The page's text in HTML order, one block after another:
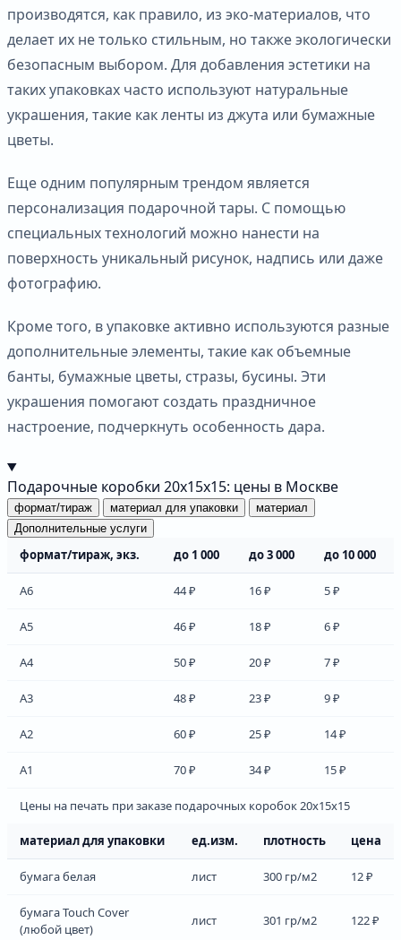
производятся, как правило, из эко-материалов, что
делает их не только стильным, но также экологически
безопасным выбором. Для добавления эстетики на
таких упаковках часто используют натуральные
украшения, такие как ленты из джута или бумажные
цветы.
Еще одним популярным трендом является
персонализация подарочной тары. С помощью
специальных технологий можно нанести на
поверхность уникальный рисунок, надпись или даже
фотографию.
Кроме того, в упаковке активно используются разные
дополнительные элементы, такие как объемные
банты, бумажные цветы, стразы, бусины. Эти
украшения помогают создать праздничное
настроение, подчеркнуть особенность дара.
Подарочные коробки 20х15х15: цены в Москве
формат/тираж материал для упаковки
материал
Дополнительные услуги
формат/тираж, экз. до 1 000 до 3 000 до 10 000
А6 44 ₽ 16 ₽ 5 ₽
А5 46 ₽ 18 ₽ 6 ₽
А4 50 ₽ 20 ₽ 7 ₽
А3 48 ₽ 23 ₽ 9 ₽
А2 60 ₽ 25 ₽ 14 ₽
А1 70 ₽ 34 ₽ 15 ₽
Цены на печать при заказе подарочных коробок 20х15х15
материал для упаковки ед.изм. плотность цена
бумага белая лист 300 гр/м2 12 ₽
бумага Touch Cover
(любой цвет)
лист 301 гр/м2 122 ₽